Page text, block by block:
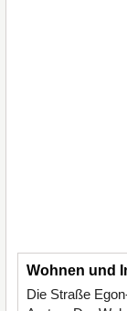
Wohnen und
Die Straße